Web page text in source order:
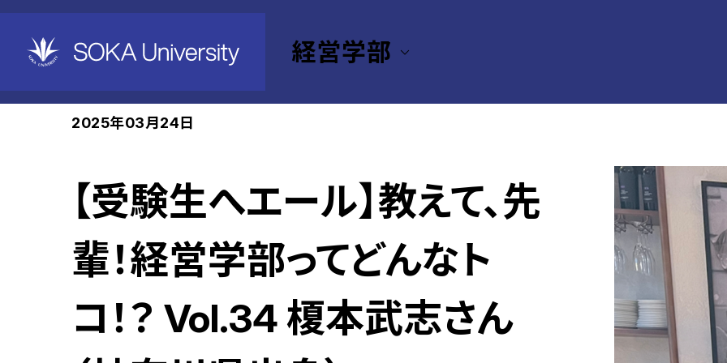
経営学部
ホーム 経営学部 News
2025年03月24日
【受験生へエール】教えて、先
輩！経営学部ってどんなト
コ！？ Vol.34 榎本武志さん